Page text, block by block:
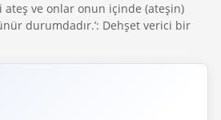
ateş ve onlar onun içinde (ateşin)
durumdadır.’: Dehşet verici bir